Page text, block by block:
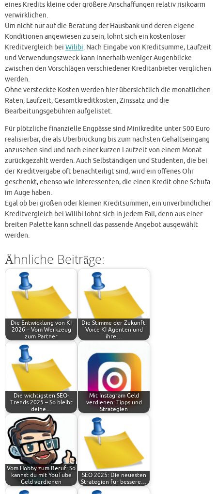
eines Kredits kleine oder größere Anschaffungen relativ risikoarm
verwirklichen.
Um nicht nur auf die Beratung der Hausbank und deren eigene
Konditionen angewiesen zu sein, lohnt sich ein kostenloser
Kreditvergleich bei Wilibi. Nach Eingabe von Kreditsumme, Laufzeit
und Verwendungszweck kann innerhalb weniger Augenblicke
zwischen den Vorschlägen verschiedener Kreditanbieter verglichen
werden.
Ohne versteckte Kosten werden hier übersichtlich die monatlichen
Raten, Laufzeit, Gesamtkreditkosten, Zinssatz und die
Bearbeitungsgebühren aufgelistet.
Für plötzliche finanzielle Engpässe sind Minikredite unter 500 Euro
realisierbar, die als Überbrückung bis zum nächsten Gehaltseingang
anzusehen sind und nach einer kurzen Laufzeit von einem Monat
zurückgezahlt werden. Auch Selbständigen und Studenten, die bei
der Kreditvergabe oft benachteiligt sind, wird ein offenes Ohr
geschenkt, ebenso wie Interessenten, die einen Kredit ohne Schufa
im Auge haben.
Egal ob bei großen oder kleinen Kreditsummen, ein unverbindlicher
Kreditvergleich bei Wilibi lohnt sich in jedem Fall, denn aus einer
breiten Palette kann schnell das passende Angebot ausgewählt
werden.
Ähnliche Beiträge:
Die Entwicklung von KI
2026 – Vom Werkzeug
zum Partner
Die Stimme der Zukunft:
Voice KI Agenten und
ihre…
Die wichtigsten SEO-
Trends 2025 – So bleibt
deine…
Mit Instagram Geld
verdienen: Tipps und
Strategien
Vom Hobby zum Beruf: So
kannst du mit YouTube
Geld verdienen
SEO 2025: Die neuesten
Strategien für bessere…